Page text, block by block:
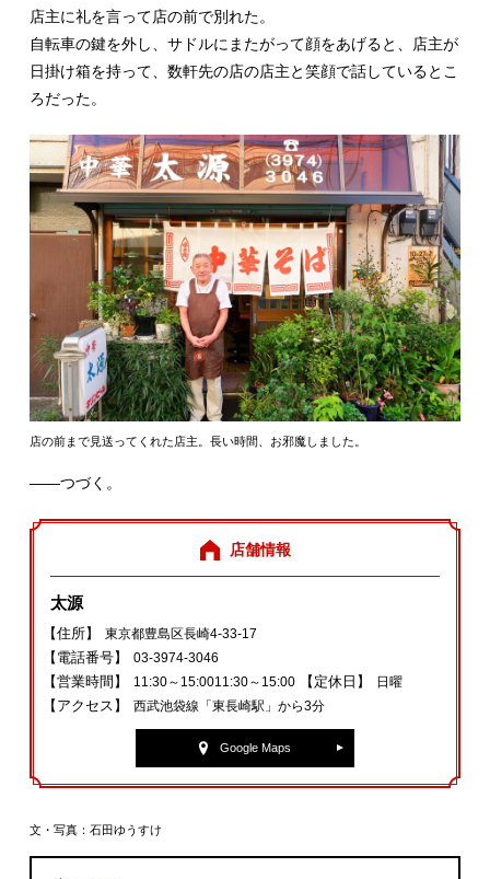
店主に礼を言って店の前で別れた。
自転車の鍵を外し、サドルにまたがって顔をあげると、店主が
日掛け箱を持って、数軒先の店の店主と笑顔で話しているとこ
ろだった。
店の前まで見送ってくれた店主。長い時間、お邪魔しました。
――つづく。
店舗情報
太源
【住所】 東京都豊島区長崎4‐33‐17
【電話番号】 03‐3974‐3046
【営業時間】 11:30～15:0011:30～15:00 【定休日】 日曜
【アクセス】 西武池袋線「東長崎駅」から3分
Google Maps
文・写真：石田ゆうすけ